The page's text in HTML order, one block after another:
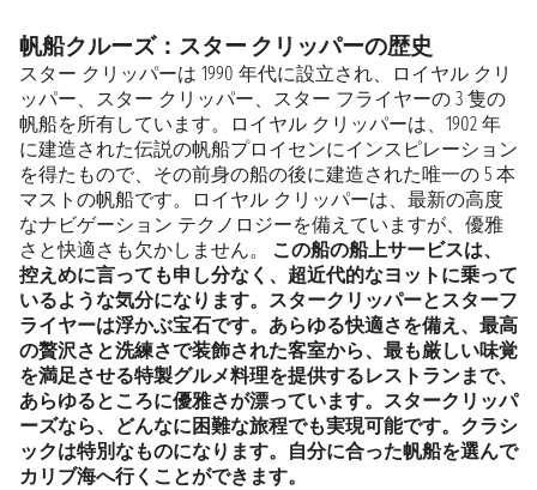
帆船クルーズ：スター クリッパーの歴史
スター クリッパーは 1990 年代に設立され、ロイヤル クリ
ッパー、スター クリッパー、スター フライヤーの 3 隻の
帆船を所有しています。ロイヤル クリッパーは、1902 年
に建造された伝説の帆船プロイセンにインスピレーション
を得たもので、その前身の船の後に建造された唯一の 5 本
マストの帆船です。ロイヤル クリッパーは、最新の高度
なナビゲーション テクノロジーを備えていますが、優雅
さと快適さも欠かしません。
この船の船上サービスは、
控えめに言っても申し分なく、超近代的なヨットに乗って
いるような気分になります。スタークリッパーとスターフ
ライヤーは浮かぶ宝石です。あらゆる快適さを備え、最高
の贅沢さと洗練さで装飾された客室から、最も厳しい味覚
を満足させる特製グルメ料理を提供するレストランまで、
あらゆるところに優雅さが漂っています。スタークリッパ
ーズなら、どんなに困難な旅程でも実現可能です。クラシ
ックは特別なものになります。自分に合った帆船を選んで
カリブ海へ行くことができます。